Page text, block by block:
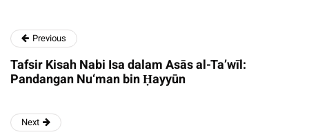
Previous
Tafsir Kisah Nabi Isa dalam Asās al-Ta’wīl:
Pandangan Nu‘man bin Ḥayyūn
Next